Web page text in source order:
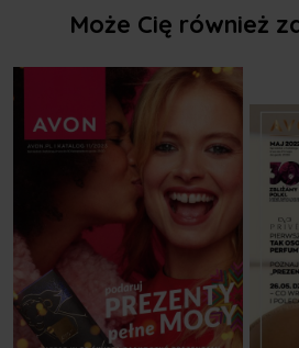
Może Cię również